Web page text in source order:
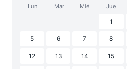
Lun Mar Mié Jue
1
5 6 7 8
12 13 14 15